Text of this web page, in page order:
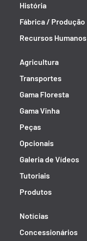
História
Fábrica / Produção
Recursos Humanos
Agricultura
Transportes
Gama Floresta
Gama Vinha
Peças
Opcionais
Galeria de Vídeos
Tutoriais
Produtos
Notícias
Concessionários